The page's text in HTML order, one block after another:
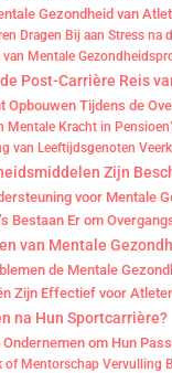
Gezondheid van
Dragen Bij aan Stress na
Mentale
Post-Carrière Reis
Opbouwen Tijdens de
Mentale Kracht in
van Leeftijdsgenoten
Zijn
voor Mentale
Bestaan Er om
van Mentale
de Mentale
Zijn Effectief voor
na Hun Sportcarrière?
om Hun
of Mentorschap Vervulling